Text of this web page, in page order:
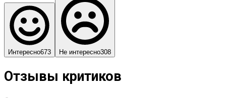
Интересно673 Не интересно308
Отзывы критиков